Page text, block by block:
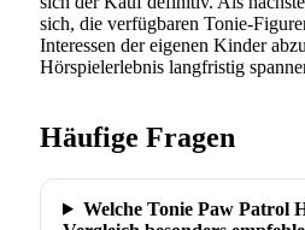
sich, die verfügbaren Tonie-
Interessen der eigenen Kinder
Hörspielerlebnis langfristig
Häufige Fragen
Welche Tonie Paw Patrol